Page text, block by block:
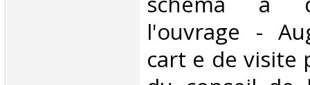
l'ouvrage -
cart e de visite